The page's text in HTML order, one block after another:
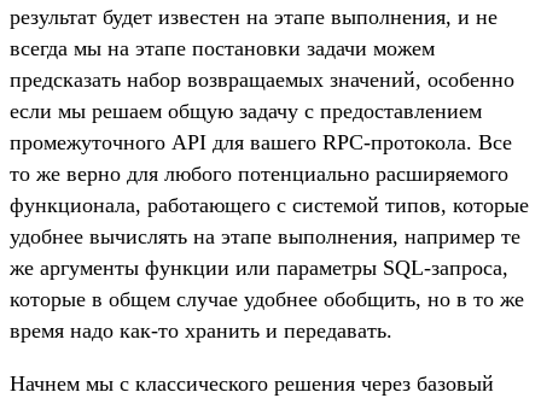
результат будет известен на этапе выполнения, и не
всегда мы на этапе постановки задачи можем
предсказать набор возвращаемых значений, особенно
если мы решаем общую задачу с предоставлением
промежуточного API для вашего RPC-протокола. Все
то же верно для любого потенциально расширяемого
функционала, работающего с системой типов, которые
удобнее вычислять на этапе выполнения, например те
же аргументы функции или параметры SQL-запроса,
которые в общем случае удобнее обобщить, но в то же
время надо как-то хранить и передавать.
Начнем мы с классического решения через базовый